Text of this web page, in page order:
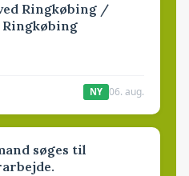
Ringkøbing /
NY 06. aug.
søges til